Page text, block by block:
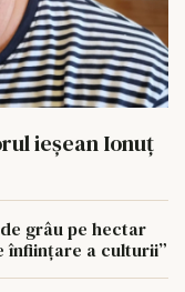
ieşean Ionuţ
grâu pe hectar
înființare a culturii”